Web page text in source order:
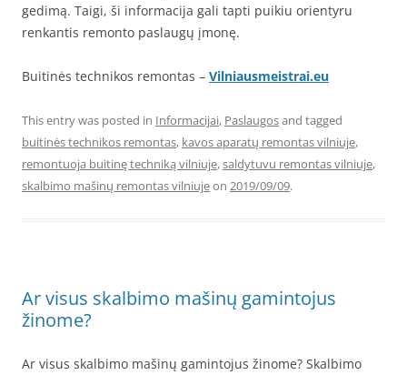
gedimą. Taigi, ši informacija gali tapti puikiu orientyru
renkantis remonto paslaugų įmonę.
Buitinės technikos remontas – Vilniausmeistrai.eu
This entry was posted in Informacijai, Paslaugosand tagged
buitinės technikos remontas, kavos aparatų remontas vilniuje,
remontuoja buitinę techniką vilniuje,saldytuvu remontas vilniuje,
skalbimo mašinų remontas vilniujeon 2019/09/09.
Ar visus skalbimo mašinų gamintojus
žinome?
Ar visus skalbimo mašinų gamintojus žinome? Skalbimo